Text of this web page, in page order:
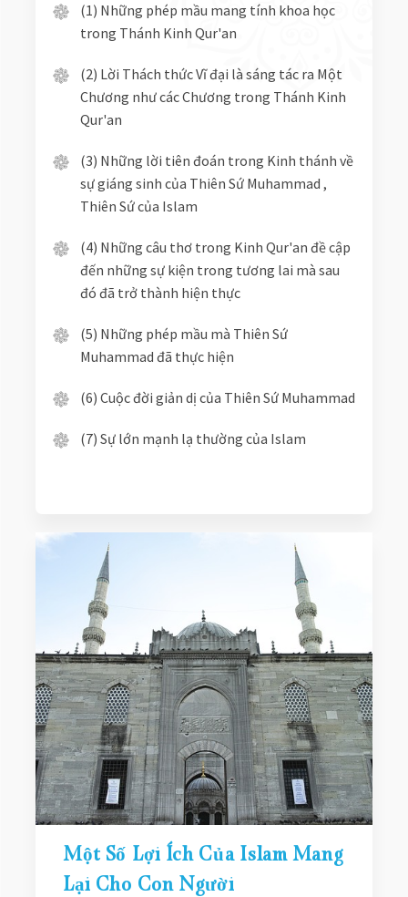
(1) Những phép mầu mang tính khoa học
trong Thánh Kinh Qur'an
(2) Lời Thách thức Vĩ đại là sáng tác ra Một
Chương như các Chương trong Thánh Kinh
Qur'an
(3) Những lời tiên đoán trong Kinh thánh về
sự giáng sinh của Thiên Sứ Muhammad ,
Thiên Sứ của Islam
(4) Những câu thơ trong Kinh Qur'an đề cập
đến những sự kiện trong tương lai mà sau
đó đã trở thành hiện thực
(5) Những phép mầu mà Thiên Sứ
Muhammad đã thực hiện
(6) Cuộc đời giản dị của Thiên Sứ Muhammad
(7) Sự lớn mạnh lạ thường của Islam
Một Số Lợi Ích Của Islam Mang
Lại Cho Con Người